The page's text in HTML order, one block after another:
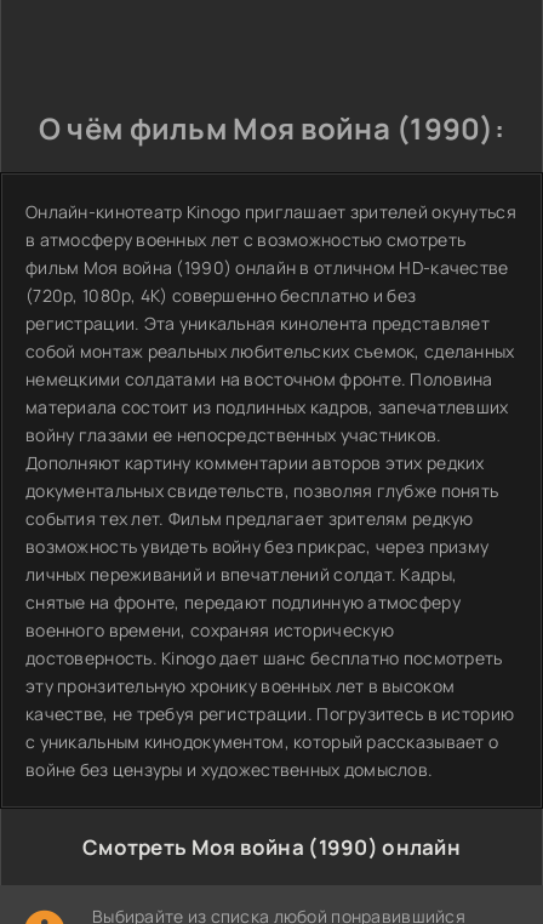
О чём фильм Моя война (1990):
Онлайн-кинотеатр Kinogo приглашает зрителей окунуться
в атмосферу военных лет с возможностью смотреть
фильм Моя война (1990) онлайн в отличном HD-качестве
(720p, 1080p, 4K) совершенно бесплатно и без
регистрации. Эта уникальная кинолента представляет
собой монтаж реальных любительских съемок, сделанных
немецкими солдатами на восточном фронте. Половина
материала состоит из подлинных кадров, запечатлевших
войну глазами ее непосредственных участников.
Дополняют картину комментарии авторов этих редких
документальных свидетельств, позволяя глубже понять
события тех лет. Фильм предлагает зрителям редкую
возможность увидеть войну без прикрас, через призму
личных переживаний и впечатлений солдат. Кадры,
снятые на фронте, передают подлинную атмосферу
военного времени, сохраняя историческую
достоверность. Kinogo дает шанс бесплатно посмотреть
эту пронзительную хронику военных лет в высоком
качестве, не требуя регистрации. Погрузитесь в историю
с уникальным кинодокументом, который рассказывает о
войне без цензуры и художественных домыслов.
Смотреть Моя война (1990) онлайн
Выбирайте из списка любой понравившийся